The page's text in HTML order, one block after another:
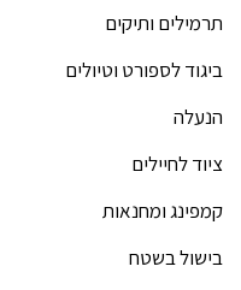
תרמילים ותיקים
ביגוד לספורט וטיולים
הנעלה
ציוד לחיילים
קמפינג ומחנאות
בישול בשטח